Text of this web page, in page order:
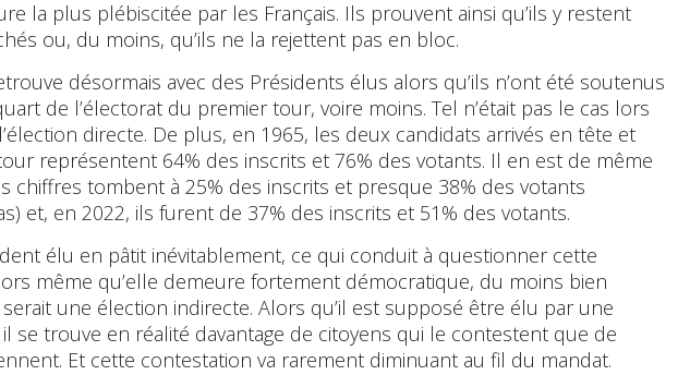
la plus plébiscitée par les Français. Ils prouvent ainsi qu’ils y restent
ou, du moins, qu’ils ne la rejettent pas en bloc.
désormais avec des Présidents élus alors qu’ils n’ont été soutenus
de l’électorat du premier tour, voire moins. Tel n’était pas le cas lors
directe. De plus, en 1965, les deux candidats arrivés en tête et
représentent 64% des inscrits et 76% des votants. Il en est de même
chiffres tombent à 25% des inscrits et presque 38% des votants
et, en 2022, ils furent de 37% des inscrits et 51% des votants.
élu en pâtit inévitablement, ce qui conduit à questionner cette
même qu’elle demeure fortement démocratique, du moins bien
une élection indirecte. Alors qu’il est supposé être élu par une
il se trouve en réalité davantage de citoyens qui le contestent que de
Et cette contestation va rarement diminuant au fil du mandat.